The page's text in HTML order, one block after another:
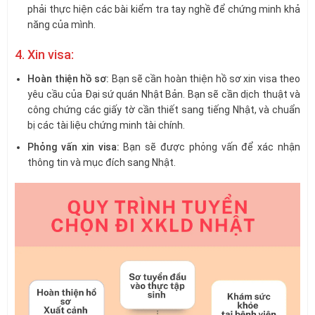
phải thực hiện các bài kiểm tra tay nghề để chứng minh khả
năng của mình.
4. Xin visa:
Hoàn thiện hồ sơ: Bạn sẽ cần hoàn thiện hồ sơ xin visa theo
yêu cầu của Đại sứ quán Nhật Bản. Bạn sẽ cần dịch thuật và
công chứng các giấy tờ cần thiết sang tiếng Nhật, và chuẩn
bị các tài liệu chứng minh tài chính.
Phỏng vấn xin visa: Bạn sẽ được phỏng vấn để xác nhận
thông tin và mục đích sang Nhật.